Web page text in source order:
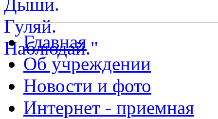
Главная
Об учреждении
Новости и фото
Интернет - приемная